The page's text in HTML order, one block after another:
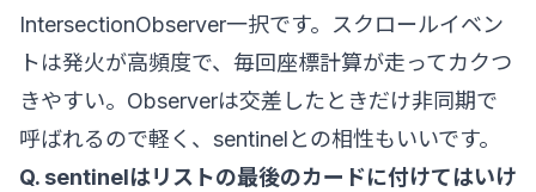
IntersectionObserver一択です。スクロールイベン
トは発火が高頻度で、毎回座標計算が走ってカクつ
きやすい。Observerは交差したときだけ非同期で
呼ばれるので軽く、sentinelとの相性もいいです。
Q. sentinelはリストの最後のカードに付けてはいけ